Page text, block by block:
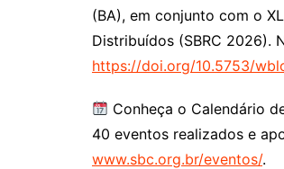
(BA), em conjunto com o
Distribuídos (SBRC 2026).
https://doi.org/10.5753/
Conheça o Calendário
40 eventos realizados e
www.sbc.org.br/eventos/.